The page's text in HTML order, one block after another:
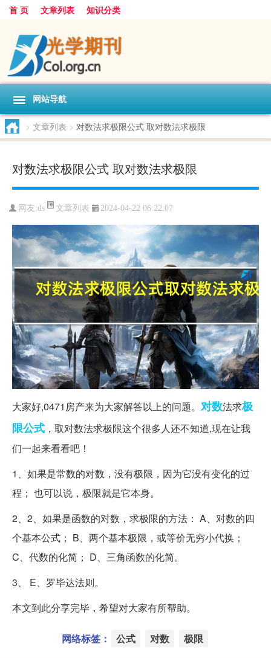
首 页 文章列表 知识分类
网站导航
> 文章列表 > 对数法求极限公式 取对数法求极限
对数法求极限公式 取对数法求极限
网友:ds 文章列表 2024-04-22 06:22:07
大家好,0471房产来为大家解答以上的问题。 对数法求极
限公式 ，取对数法求极限这个很多人还不知道,现在让我
们一起来看看吧！
1、如果是常数的对数，没有极限，因为它没有变化的过
程； 也可以说，极限就是它本身。
2、2、如果是函数的对数，求极限的方法： A、对数的四
个基本公式； B、两个基本极限，或等价无穷小代换；
C、代数的化简； D、三角函数的化简。
3、 E、罗毕达法则。
本文到此分享完毕，希望对大家有所帮助。
网络标签： 公式 对数 极限